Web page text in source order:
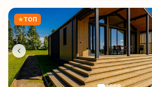
★ТОП